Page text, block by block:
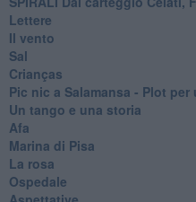
Lettere
Il vento
Sal
Crianças
Pic nic a Salamansa - Plot
Un tango e una storia
Afa
Marina di Pisa
La rosa
Ospedale